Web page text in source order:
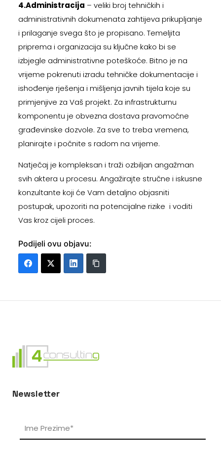
4.Administracija – veliki broj tehničkih i
administrativnih dokumenata zahtijeva prikupljanje
i prilaganje svega što je propisano. Temeljita
priprema i organizacija su ključne kako bi se
izbjegle administrativne poteškoće. Bitno je na
vrijeme pokrenuti izradu tehničke dokumentacije i
ishođenje rješenja i mišljenja javnih tijela koje su
primjenjive za Vaš projekt. Za infrastrukturnu
komponentu je obvezna dostava pravomoćne
građevinske dozvole. Za sve to treba vremena,
planirajte i počnite s radom na vrijeme.
Natječaj je kompleksan i traži ozbiljan angažman
svih aktera u procesu. Angažirajte stručne i iskusne
konzultante koji će Vam detaljno objasniti
postupak, upozoriti na potencijalne rizike i voditi
Vas kroz cijeli proces.
Podijeli ovu objavu:
Newsletter